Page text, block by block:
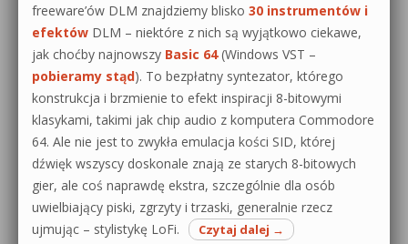
freeware’ów DLM znajdziemy blisko 30 instrumentów i
efektów DLM – niektóre z nich są wyjątkowo ciekawe,
jak choćby najnowszy Basic 64(Windows VST –
pobieramy stąd). To bezpłatny syntezator, którego
konstrukcja i brzmienie to efekt inspiracji 8-bitowymi
klasykami, takimi jak chip audio z komputera Commodore
64. Ale nie jest to zwykła emulacja kości SID, której
dźwięk wszyscy doskonale znają ze starych 8-bitowych
gier, ale coś naprawdę ekstra, szczególnie dla osób
uwielbiający piski, zgrzyty i trzaski, generalnie rzecz
ujmując – stylistykę LoFi.
Czytaj dalej →